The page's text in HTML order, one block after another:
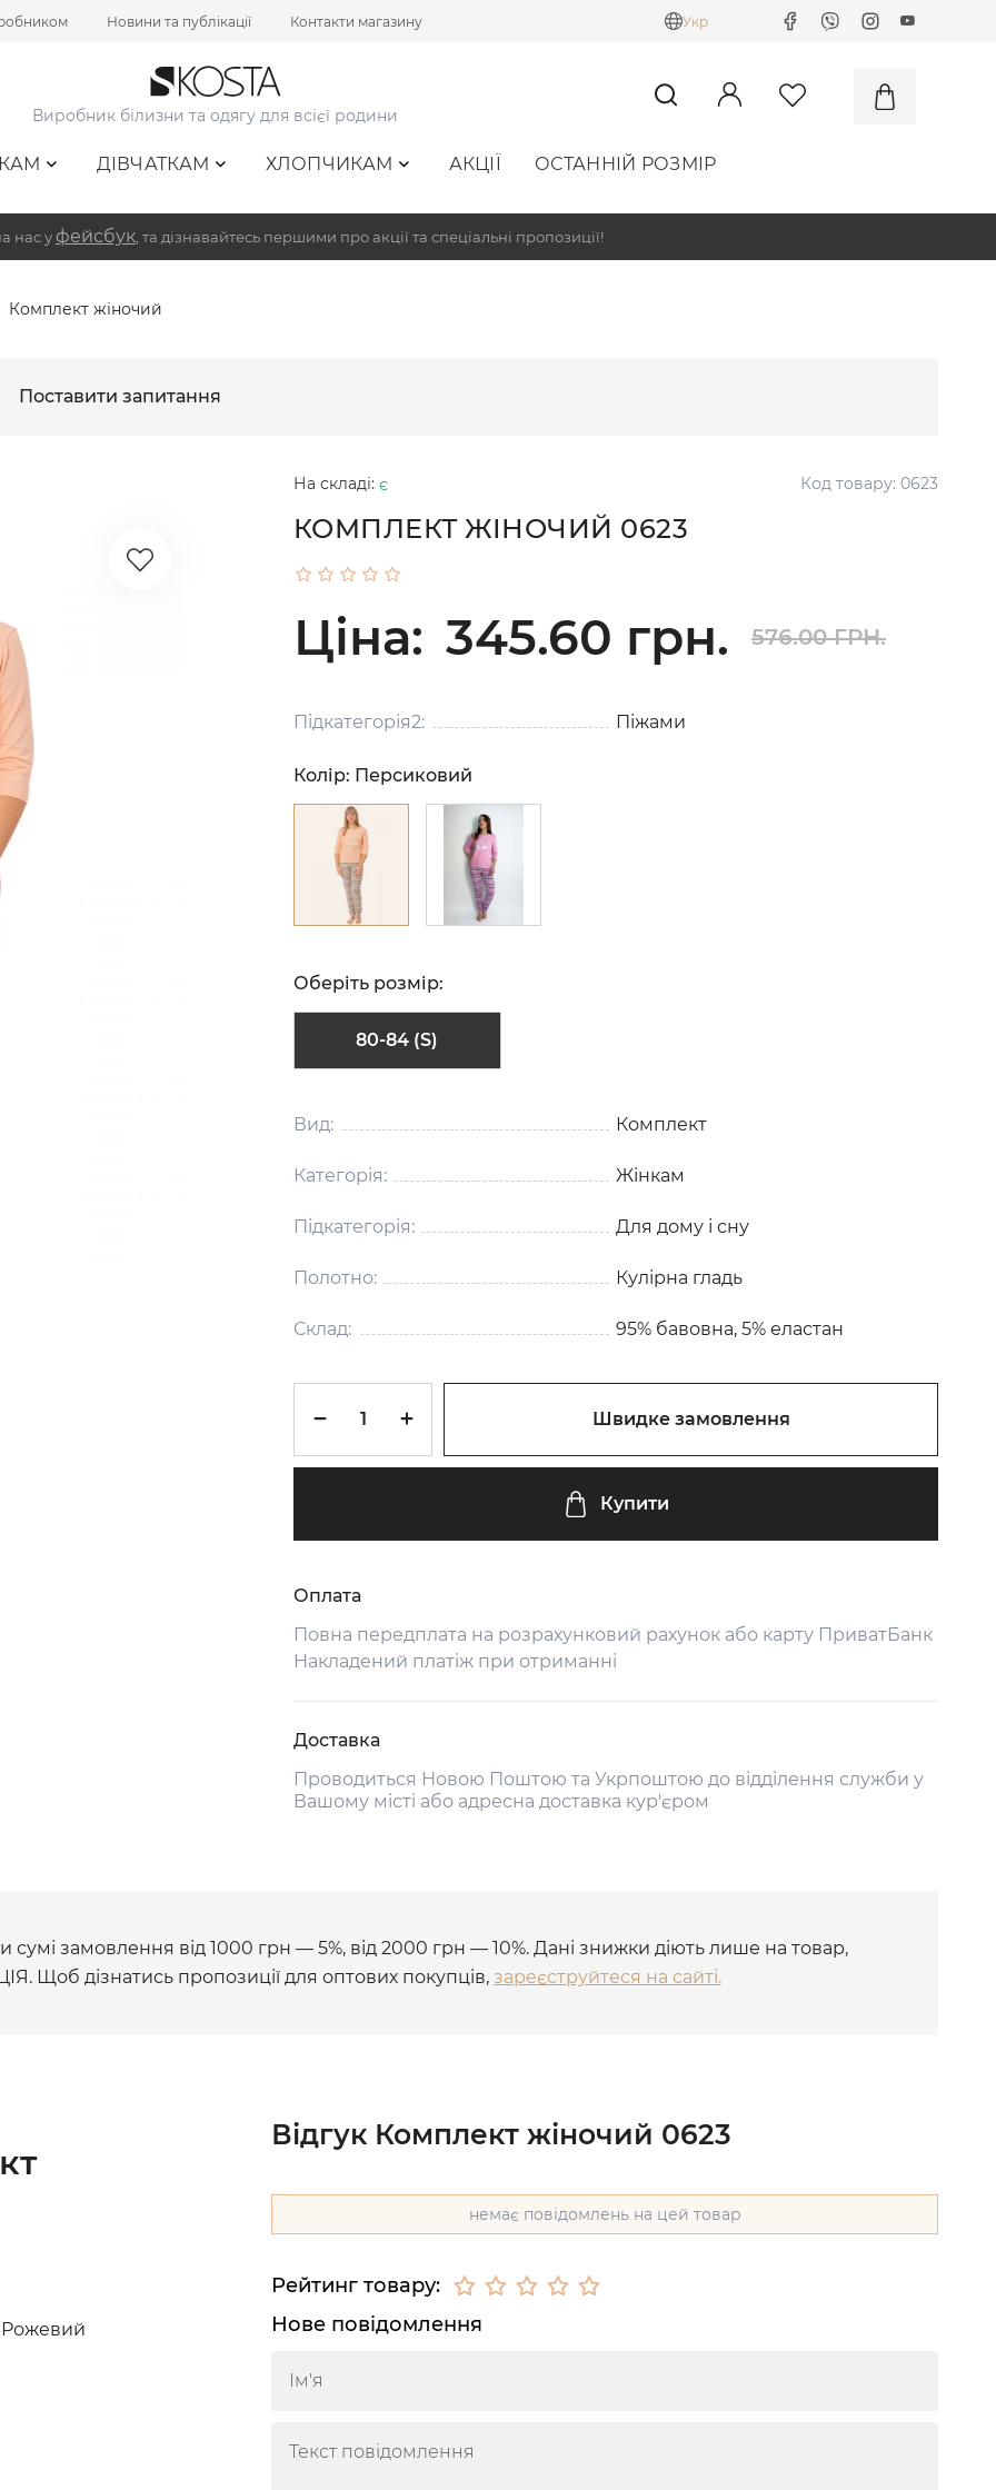
Новини та публікації Контакти магазину Укр
Виробник білизни та одягу для всієї родини
ДІВЧАТКАМ ХЛОПЧИКАМ АКЦІЇ ОСТАННІЙ РОЗМІР
нас у фейсбук , та дізнавайтесь першими про акції та спеціальні пропозиції!
Комплект жіночий
Поставити запитання
На складі: є Код товару: 0623
КОМПЛЕКТ ЖІНОЧИЙ 0623
Ціна: 345.60 грн. 576.00 ГРН.
Підкатегорія2: Піжами
Колір: Персиковий
Оберіть розмір:
80-84 (S)
Вид: Комплект
Категорія: Жінкам
Підкатегорія: Для дому і сну
Полотно: Кулірна гладь
Склад: 95% бавовна, 5% еластан
Швидке замовлення
Купити
Оплата
Повна передплата на розрахунковий рахунок або карту ПриватБанк
Накладений платіж при отриманні
Доставка
Проводиться Новою Поштою та Укрпоштою до відділення служби у
Вашому місті або адресна доставка кур'єром
сумі замовлення від 1000 грн — 5%, від 2000 грн — 10%. Дані знижки діють лише на товар,
Щоб дізнатись пропозиції для оптових покупців, зареєструйтеся на сайті.
Відгук Комплект жіночий 0623
немає повідомлень на цей товар
Рейтинг товару:
Нове повідомлення